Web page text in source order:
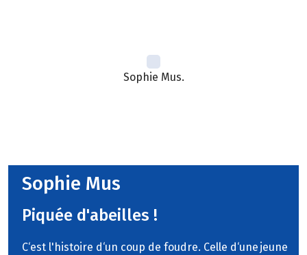
Sophie Mus.
Sophie Mus
Piquée d'abeilles !
C‘est l'histoire d‘un coup de foudre. Celle d‘une jeune